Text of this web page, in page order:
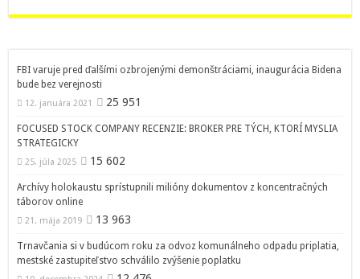
FBI varuje pred ďalšími ozbrojenými demonštráciami, inaugurácia Bidena
bude bez verejnosti
12. januára 2021 25 951
FOCUSED STOCK COMPANY RECENZIE: BROKER PRE TÝCH, KTORÍ MYSLIA
STRATEGICKY
25. júla 2025 15 602
Archívy holokaustu sprístupnili milióny dokumentov z koncentračných
táborov online
21. mája 2019 13 963
Trnavčania si v budúcom roku za odvoz komunálneho odpadu priplatia,
mestské zastupiteľstvo schválilo zvýšenie poplatku